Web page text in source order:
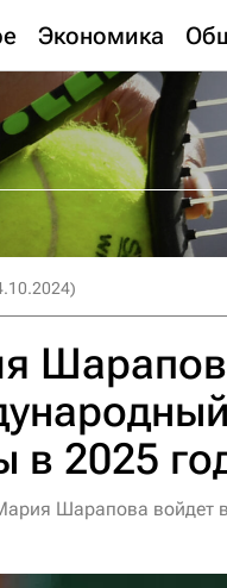
Экономика
в 2025
Шарапова войдет